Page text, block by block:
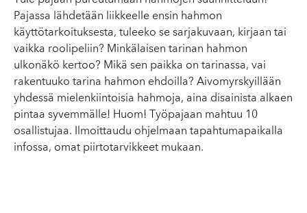
Pajassa lähdetään liikkeelle ensin hahmon
käyttötarkoituksesta, tuleeko se sarjakuvaan, kirjaan tai
vaikka roolipeliin? Minkälaisen tarinan hahmon
ulkonäkö kertoo? Mikä sen paikka on tarinassa, vai
rakentuuko tarina hahmon ehdoilla? Aivomyrskyillään
yhdessä mielenkiintoisia hahmoja, aina disainista alkaen
pintaa syvemmälle! Huom! Työpajaan mahtuu 10
osallistujaa. Ilmoittaudu ohjelmaan tapahtumapaikalla
infossa, omat piirtotarvikkeet mukaan.